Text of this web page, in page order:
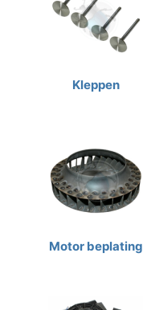
Kleppen
Motor beplating